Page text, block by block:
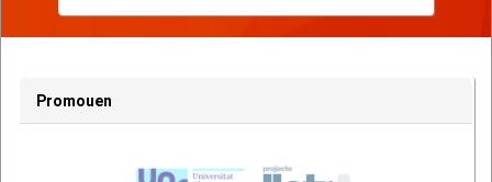
Promouen